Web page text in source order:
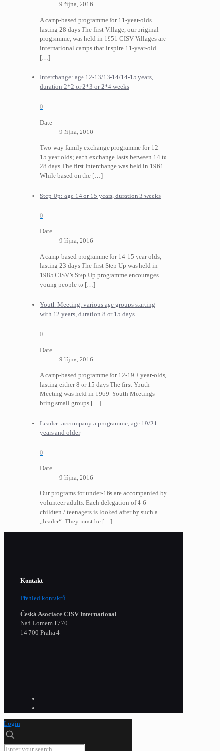
9 října, 2016
A camp-based programme for 11-year-olds
lasting 28 days The first Village, our original
programme, was held in 1951 CISV Villages are
international camps that inspire 11-year-old
[…]
Interchange: age 12-13/13-14/14-15 years,
duration 2*2 or 2*3 or 2*4 weeks
0
Date
9 října, 2016
Two-way family exchange programme for 12–
15 year olds; each exchange lasts between 14 to
28 days The first Interchange was held in 1961.
While based on the […]
Step Up: age 14 or 15 years, duration 3 weeks
0
Date
9 října, 2016
A camp-based programme for 14-15 year olds,
lasting 23 days The first Step Up was held in
1985 CISV’s Step Up programme encourages
young people to […]
Youth Meeting: various age groups starting
with 12 years, duration 8 or 15 days
0
Date
9 října, 2016
A camp-based programme for 12-19 + year-olds,
lasting either 8 or 15 days The first Youth
Meeting was held in 1969. Youth Meetings
bring small groups […]
Leader: accompany a programme, age 19/21
years and older
0
Date
9 října, 2016
Our programs for under-16s are accompanied by
volunteer adults. Each delegation of 4-6
children / teenagers is looked after by such a
„leader“. They must be […]
Kontakt
Přehled kontaktů
Česká Asociace CISV International
Nad Lomem 1770
14 700 Praha 4
Login